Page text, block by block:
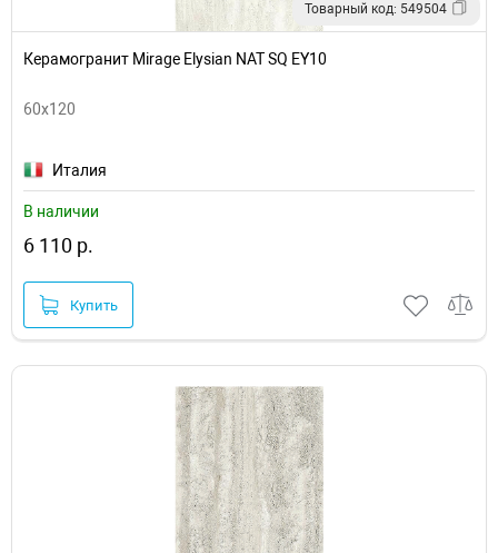
Товарный код: 549504
Керамогранит Mirage Elysian NAT SQ EY10
60x120
Италия
В наличии
6 110 р.
Купить